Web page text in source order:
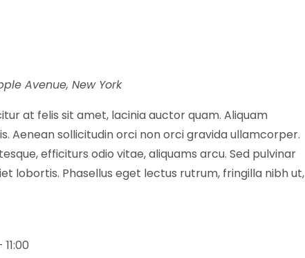
Avenue, New York
at felis sit amet, lacinia auctor quam. Aliquam
Aenean sollicitudin orci non orci gravida ullamcorper.
efficiturs odio vitae, aliquams arcu. Sed pulvinar
lobortis. Phasellus eget lectus rutrum, fringilla nibh ut,
11:00